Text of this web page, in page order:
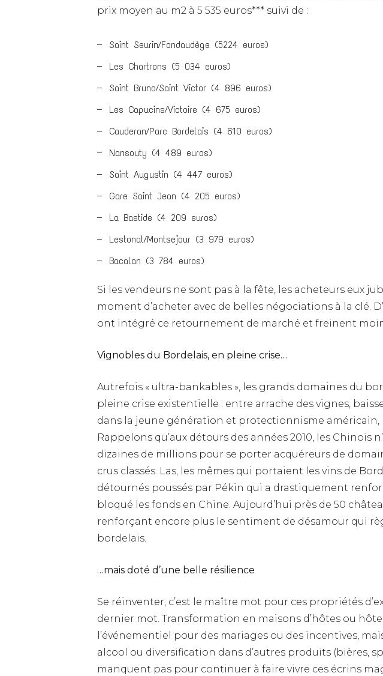
prix moyen au m2 à 5 535 euros*** suivi de :
Saint Seurin/Fondaudège (5224 euros)
Les Chartrons (5 034 euros)
Saint Bruno/Saint Victor (4 896 euros)
Les Capucins/Victoire (4 675 euros)
Cauderan/Parc Bordelais (4 610 euros)
Nansouty (4 489 euros)
Saint Augustin (4 447 euros)
Gare Saint Jean (4 205 euros)
La Bastide (4 209 euros)
Lestonat/Montsejour (3 979 euros)
Bacalan (3 784 euros)
Si les vendeurs ne sont pas à la fête, les acheteurs eux
moment d’acheter avec de belles négociations à la clé.
ont intégré ce retournement de marché et freinent
Vignobles du Bordelais, en pleine crise…
Autrefois « ultra-bankables », les grands domaines du
pleine crise existentielle : entre arrache des vignes,
dans la jeune génération et protectionnisme américain,
Rappelons qu’aux détours des années 2010, les Chinois
dizaines de millions pour se porter acquéreurs de
crus classés. Las, les mêmes qui portaient les vins de
détournés poussés par Pékin qui a drastiquement
bloqué les fonds en Chine. Aujourd’hui près de 50
renforçant encore plus le sentiment de désamour qui
bordelais.
…mais doté d’une belle résilience
Se réinventer, c’est le maître mot pour ces propriétés
dernier mot. Transformation en maisons d’hôtes ou
l’événementiel pour des mariages ou des incentives,
alcool ou diversification dans d’autres produits (bières,
manquent pas pour continuer à faire vivre ces écrins